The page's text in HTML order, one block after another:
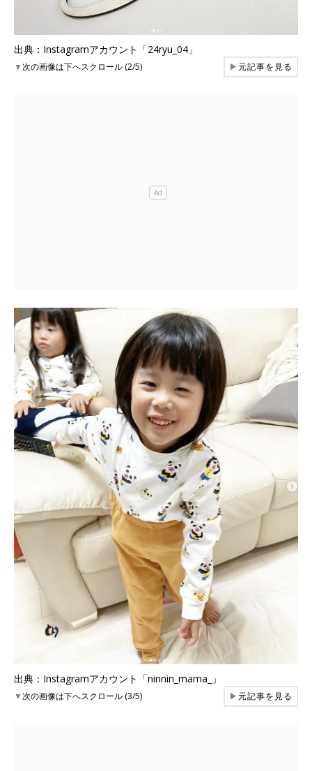
出典：Instagramアカウント「24ryu_04」
▼次の画像は下へスクロール (2/5) ▶元記事を見る
出典：Instagramアカウント「ninnin_mama_」
▼次の画像は下へスクロール (3/5) ▶元記事を見る